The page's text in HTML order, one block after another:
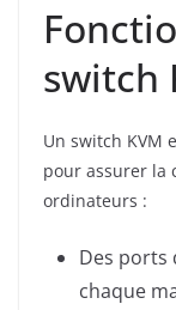
switch
Un switch KVM
pour assurer la
ordinateurs :
Des ports
chaque